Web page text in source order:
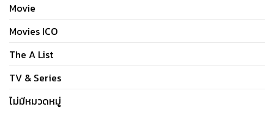
Movie
Movies ICO
The A List
TV & Series
ไม่มีหมวดหมู่